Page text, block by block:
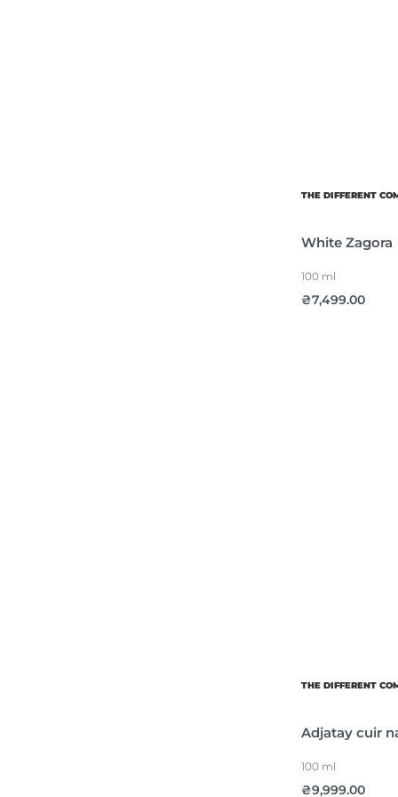
THE DIFFERENT
White Zagora
100 ml
₴7,499.00
THE DIFFERENT
Adjatay cuir
100 ml
₴9,999.00